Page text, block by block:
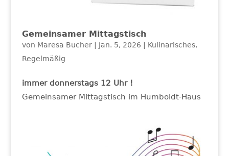
Gemeinsamer Mittagstisch
von Maresa Bucher| Jan. 5, 2026 Kulinarisches,
Regelmäßig
immer donnerstags 12 Uhr !
Gemeinsamer Mittagstisch im Humboldt-Haus